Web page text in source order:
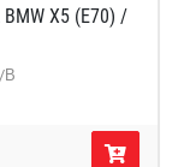
BMW X5 (E70) /
Β